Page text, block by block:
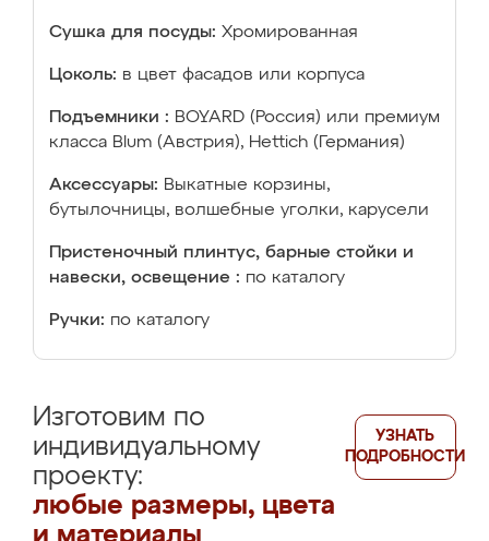
Сушка для посуды: Хромированная
Цоколь: в цвет фасадов или корпуса
Подъемники : BOYARD (Россия) или премиум
класса Blum (Австрия), Hettich (Германия)
Аксессуары: Выкатные корзины,
бутылочницы, волшебные уголки, карусели
Пристеночный плинтус, барные стойки и
навески, освещение : по каталогу
Ручки: по каталогу
Изготовим по
индивидуальному
проекту:
любые размеры, цвета
и материалы
УЗНАТЬ
ПОДРОБНОСТИ